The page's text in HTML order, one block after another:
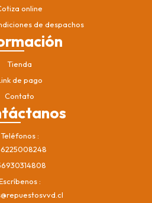
online
de despachos
Tienda
de pago
Contato
Teléfonos